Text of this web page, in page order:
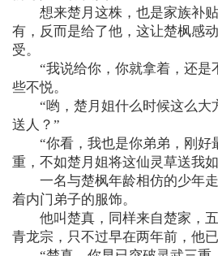
想来楚月这株，也是家族补贴
有，反而是给了他，这让楚枫感
受。
“我说给你，你就拿着，还是
些不悦。
“哟，楚月姐什么时候这么大
送人？”
“你看，我也是你弟弟，刚好
重，不如楚月姐将这仙灵草送我
一名与楚枫年龄相仿的少年走
着内门弟子的服饰。
他叫楚真，同样来自楚家，五
青龙宗，只不过早在两年前，他